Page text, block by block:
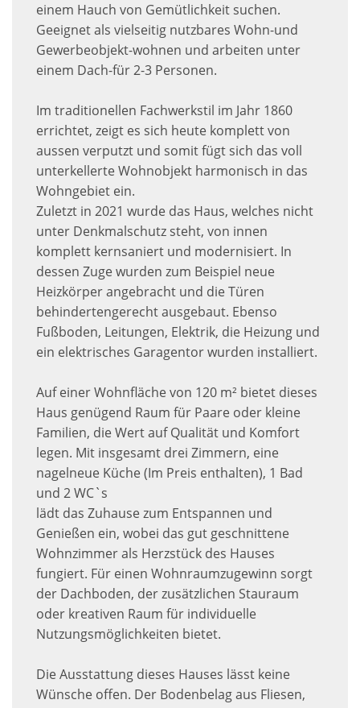
einem Hauch von Gemütlichkeit suchen.
Geeignet als vielseitig nutzbares Wohn-und
Gewerbeobjekt-wohnen und arbeiten unter
einem Dach-für 2-3 Personen.
Im traditionellen Fachwerkstil im Jahr 1860
errichtet, zeigt es sich heute komplett von
aussen verputzt und somit fügt sich das voll
unterkellerte Wohnobjekt harmonisch in das
Wohngebiet ein.
Zuletzt in 2021 wurde das Haus, welches nicht
unter Denkmalschutz steht, von innen
komplett kernsaniert und modernisiert. In
dessen Zuge wurden zum Beispiel neue
Heizkörper angebracht und die Türen
behindertengerecht ausgebaut. Ebenso
Fußboden, Leitungen, Elektrik, die Heizung und
ein elektrisches Garagentor wurden installiert.
Auf einer Wohnfläche von 120 m² bietet dieses
Haus genügend Raum für Paare oder kleine
Familien, die Wert auf Qualität und Komfort
legen. Mit insgesamt drei Zimmern, eine
nagelneue Küche (Im Preis enthalten), 1 Bad
und 2 WC`s
lädt das Zuhause zum Entspannen und
Genießen ein, wobei das gut geschnittene
Wohnzimmer als Herzstück des Hauses
fungiert. Für einen Wohnraumzugewinn sorgt
der Dachboden, der zusätzlichen Stauraum
oder kreativen Raum für individuelle
Nutzungsmöglichkeiten bietet.
Die Ausstattung dieses Hauses lässt keine
Wünsche offen. Der Bodenbelag aus Fliesen,